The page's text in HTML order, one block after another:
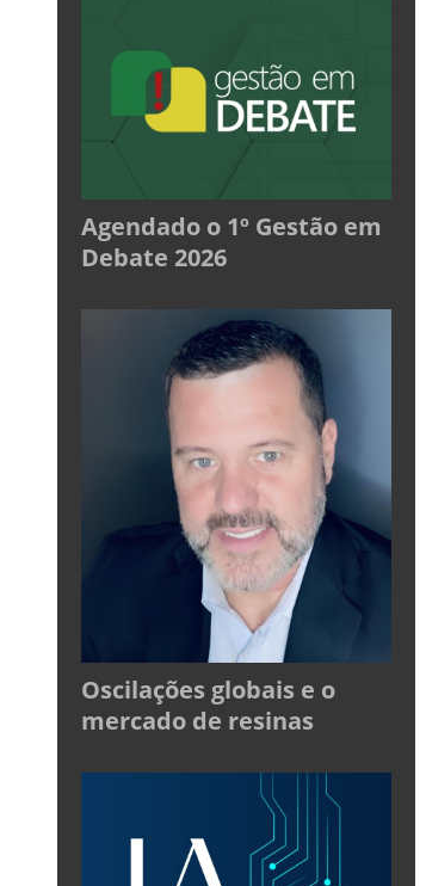
Agendado o 1º Gestão em
Debate 2026
Oscilações globais e o
mercado de resinas